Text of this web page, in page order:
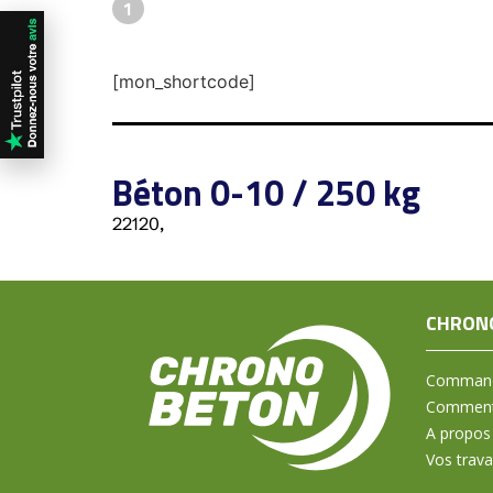
1
[mon_shortcode]
Béton 0-10 / 250 kg
22120,
A propos
Vos